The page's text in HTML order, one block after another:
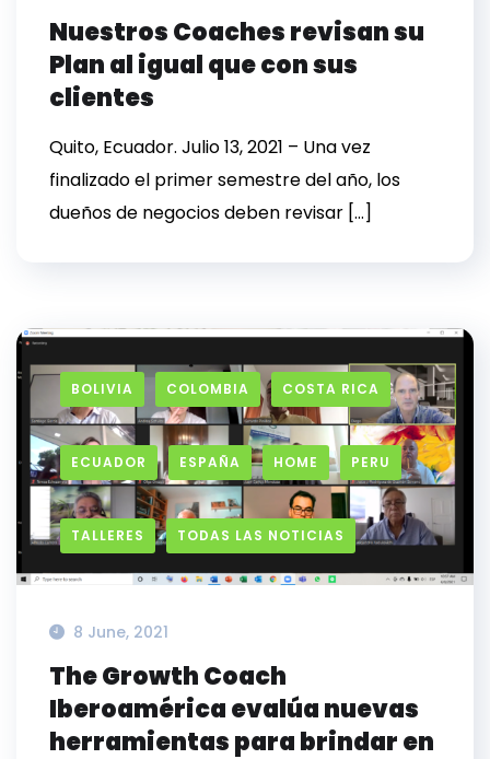
Nuestros Coaches revisan su
Plan al igual que con sus
clientes
Quito, Ecuador. Julio 13, 2021 – Una vez
finalizado el primer semestre del año, los
dueños de negocios deben revisar […]
BOLIVIA COLOMBIA COSTA RICA
ECUADOR ESPAÑA HOME PERU
TALLERES TODAS LAS NOTICIAS
8 June, 2021
The Growth Coach
Iberoamérica evalúa nuevas
herramientas para brindar en